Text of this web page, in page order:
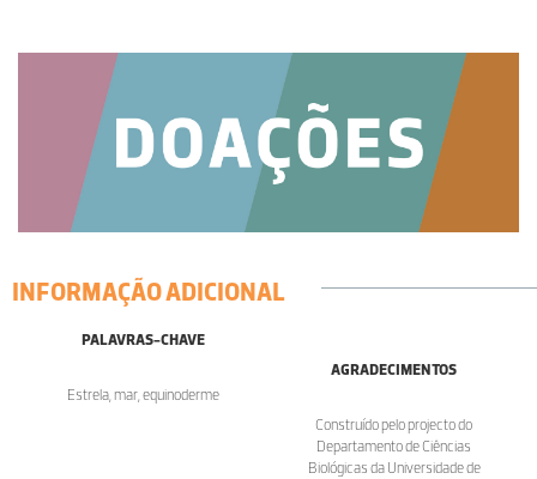
INFORMAÇÃO ADICIONAL
PALAVRAS-CHAVE
Estrela, mar, equinoderme
AGRADECIMENTOS
Construído pelo projecto do
Departamento de Ciências
Biológicas da Universidade de